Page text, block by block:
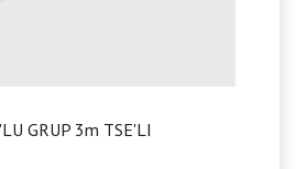
GRUP 3m TSE'LI